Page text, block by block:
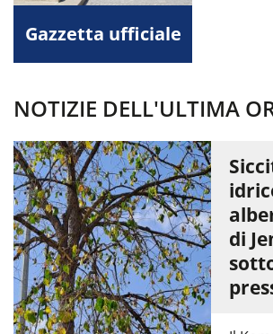
Gazzetta ufficiale
NOTIZIE DELL'ULTIMA
di